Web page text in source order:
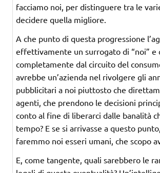
facciamo noi, per distinguere tra le
decidere quella migliore.
A che punto di questa progressione
effettivamente un surrogato di “noi” e
completamente dal circuito del
avrebbe un’azienda nel rivolgere gli
pubblicitari a noi piuttosto che
agenti, che prendono le decisioni
conto al fine di liberarci dalle banalità
tempo? E se si arrivasse a questo
faremmo noi esseri umani, che scopo
E, come tangente, quali sarebbero le